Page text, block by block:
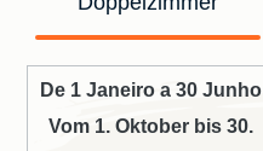
De 1 Janeiro a 30 Junho
Vom 1. Oktober bis 30.